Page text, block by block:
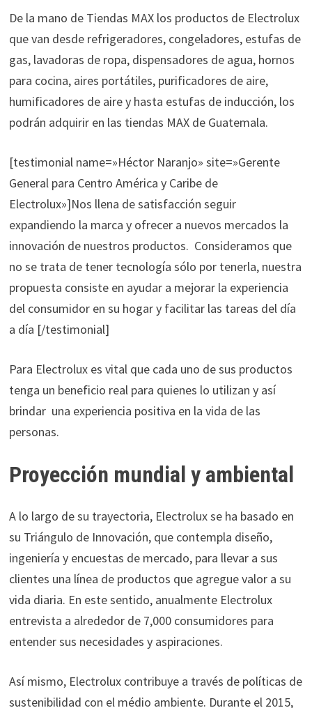
De la mano de Tiendas MAX los productos de Electrolux
que van desde refrigeradores, congeladores, estufas de
gas, lavadoras de ropa, dispensadores de agua, hornos
para cocina, aires portátiles, purificadores de aire,
humificadores de aire y hasta estufas de inducción, los
podrán adquirir en las tiendas MAX de Guatemala.
[testimonial name=»Héctor Naranjo» site=»Gerente
General para Centro América y Caribe de
Electrolux»]Nos llena de satisfacción seguir
expandiendo la marca y ofrecer a nuevos mercados la
innovación de nuestros productos. Consideramos que
no se trata de tener tecnología sólo por tenerla, nuestra
propuesta consiste en ayudar a mejorar la experiencia
del consumidor en su hogar y facilitar las tareas del día
a día [/testimonial]
Para Electrolux es vital que cada uno de sus productos
tenga un beneficio real para quienes lo utilizan y así
brindar una experiencia positiva en la vida de las
personas.
Proyección mundial y ambiental
A lo largo de su trayectoria, Electrolux se ha basado en
su Triángulo de Innovación, que contempla diseño,
ingeniería y encuestas de mercado, para llevar a sus
clientes una línea de productos que agregue valor a su
vida diaria. En este sentido, anualmente Electrolux
entrevista a alrededor de 7,000 consumidores para
entender sus necesidades y aspiraciones.
Así mismo, Electrolux contribuye a través de políticas de
sustenibilidad con el médio ambiente. Durante el 2015,